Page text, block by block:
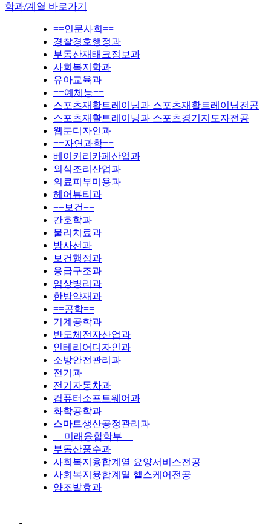
학과/계열 바로가기
==인문사회==
경찰경호행정과
부동산재태크정보과
사회복지학과
유아교육과
==예체능==
스포츠재활트레이닝과 스포츠재활트레이닝전공
스포츠재활트레이닝과 스포츠경기지도자전공
웹툰디자인과
==자연과학==
베이커리카페산업과
외식조리산업과
의료피부미용과
헤어뷰티과
==보건==
간호학과
물리치료과
방사선과
보건행정과
응급구조과
임상병리과
한방약재과
==공학==
기계공학과
반도체전자산업과
인테리어디자인과
소방안전관리과
전기과
전기자동차과
컴퓨터소프트웨어과
화학공학과
스마트생산공정관리과
==미래융합학부==
부동산풍수과
사회복지융합계열 요양서비스전공
사회복지융합계열 헬스케어전공
양조발효과